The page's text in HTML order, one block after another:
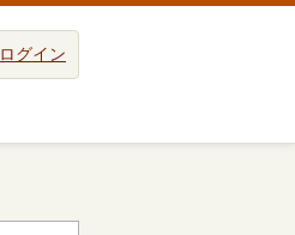
ログイン